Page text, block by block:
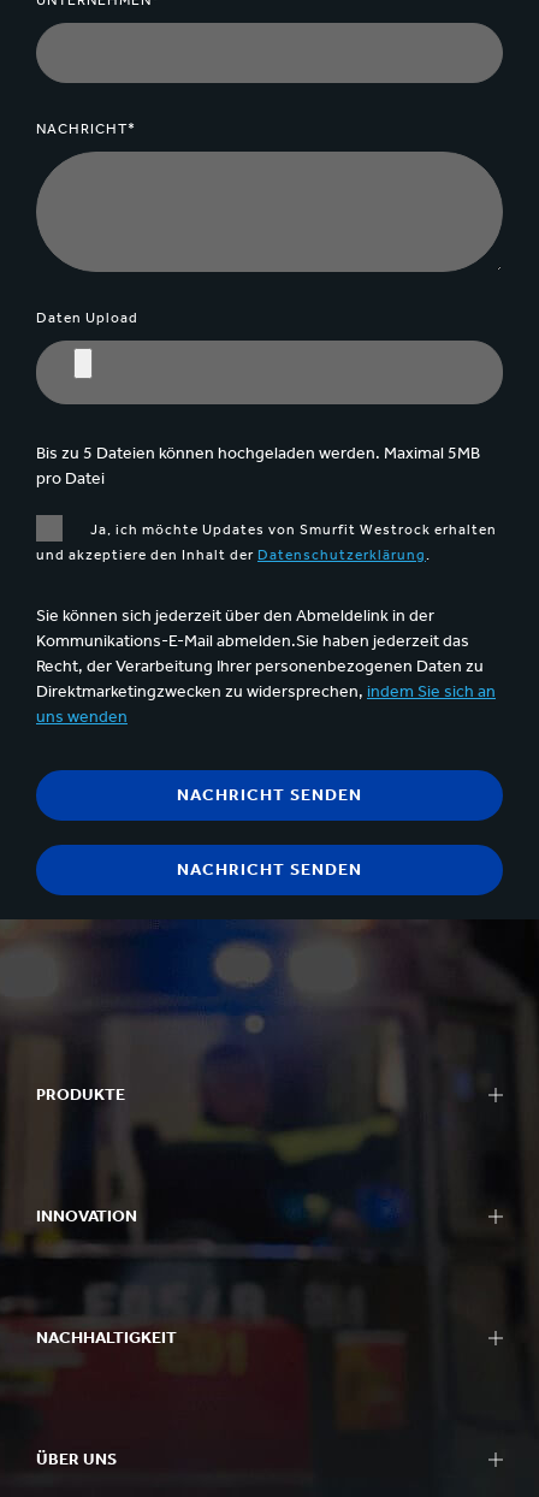
NACHRICHT*
Daten Upload
Bis zu 5 Dateien können hochgeladen werden. Maximal 5MB
pro Datei
Ja, ich möchte Updates von Smurfit Westrock erhalten
und akzeptiere den Inhalt der Datenschutzerklärung.
Sie können sich jederzeit über den Abmeldelink in der
Kommunikations-E-Mail abmelden.Sie haben jederzeit das
Recht, der Verarbeitung Ihrer personenbezogenen Daten zu
Direktmarketingzwecken zu widersprechen, indem Sie sich an
uns wenden
PRODUKTE
INNOVATION
NACHHALTIGKEIT
ÜBER UNS